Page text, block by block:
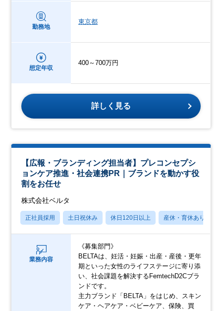
勤務地
東京都
想定年収
400～700万円
詳しく見る
【広報・ブランディング担当者】プレコンセプシ
ョンケア推進・社会連携PR｜ブランドを動かす役
割をお任せ
株式会社ベルタ
正社員採用 土日祝休み 休日120日以上 産休・育休あり
業務内容
《募集部門》
BELTAは、妊活・妊娠・出産・産後・更年
期といった女性のライフステージに寄り添
い、社会課題を解決するFemtechD2Cブラ
ンドです。
主力ブランド「BELTA」をはじめ、スキン
ケア・ヘアケア・ベビーケア、保険、買